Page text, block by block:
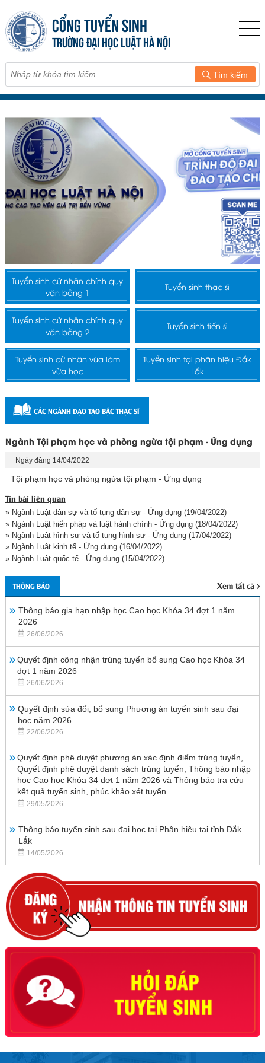
CỔNG TUYỂN SINH
TRƯỜNG ĐẠI HỌC LUẬT HÀ NỘI
Tìm kiếm
Tuyển sinh cử nhân chính quy
văn bằng 1
Tuyển sinh thạc sĩ
Tuyển sinh cử nhân chính quy
văn bằng 2
Tuyển sinh tiến sĩ
Tuyển sinh cử nhân vừa làm
vừa học
Tuyển sinh tại phân hiệu Đắk
Lắk
CÁC NGÀNH ĐẠO TẠO BẬC THẠC SĨ
Ngành Tội phạm học và phòng ngừa tội phạm - Ứng dụng
Ngày đăng 14/04/2022
Tội phạm học và phòng ngừa tội phạm - Ứng dụng
Tin bài liên quan
» Ngành Luật dân sự và tố tụng dân sự - Ứng dụng(19/04/2022)
» Ngành Luật hiến pháp và luật hành chính - Ứng dụng(18/04/2022)
» Ngành Luật hình sự và tố tụng hình sự - Ứng dụng(17/04/2022)
» Ngành Luật kinh tế - Ứng dụng(16/04/2022)
» Ngành Luật quốc tế - Ứng dụng(15/04/2022)
THÔNG BÁO Xem tất cả
Thông báo gia hạn nhập học Cao học Khóa 34 đợt 1 năm
2026
26/06/2026
Quyết định công nhận trúng tuyển bổ sung Cao học Khóa 34
đợt 1 năm 2026
26/06/2026
Quyết định sửa đổi, bổ sung Phương án tuyển sinh sau đại
học năm 2026
22/06/2026
Quyết định phê duyệt phương án xác định điểm trúng tuyển,
Quyết định phê duyệt danh sách trúng tuyển, Thông báo nhập
học Cao học Khóa 34 đợt 1 năm 2026 và Thông báo tra cứu
kết quả tuyển sinh, phúc khảo xét tuyển
29/05/2026
Thông báo tuyển sinh sau đại học tại Phân hiệu tại tỉnh Đắk
Lắk
14/05/2026